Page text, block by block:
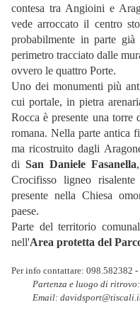
contesa tra Angioini e
vede arroccato il centro
probabilmente in parte
perimetro tracciato dalle
ovvero le quattro Porte.
Uno dei monumenti più
cui portale, in pietra
Rocca è presente una torre
romana. Nella parte antica
ma ricostruito dagli
diSan Daniele Fasanella
Crocifisso ligneo
presente nella Chiesa
paese.
Parte del territorio
nell'Area protetta del
Per info contattare: 098.582382
Partenza e luogo di
Email: